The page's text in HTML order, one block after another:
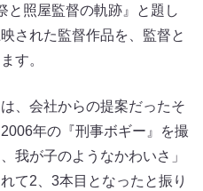
と照屋監督の軌跡』と題し
された監督作品を、監督と
す。
、会社からの提案だったそ
年の『刑事ボギー』を撮
我が子のようなかわいさ」
て2、3本目となったと振り